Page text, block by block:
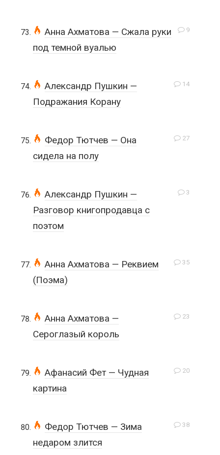
9
Анна Ахматова — Сжала руки
под темной вуалью
14
Александр Пушкин —
Подражания Корану
27
Федор Тютчев — Она
сидела на полу
3
Александр Пушкин —
Разговор книгопродавца с
поэтом
35
Анна Ахматова — Реквием
(Поэма)
23
Анна Ахматова —
Сероглазый король
20
Афанасий Фет — Чудная
картина
38
Федор Тютчев — Зима
недаром злится